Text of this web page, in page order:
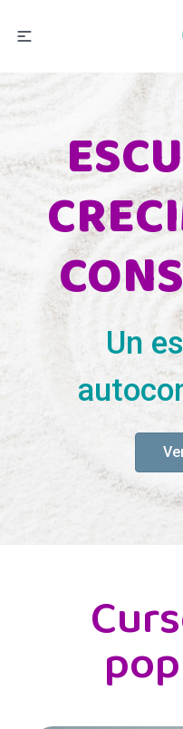
Un